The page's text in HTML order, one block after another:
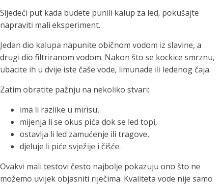
Sljedeći put kada budete punili kalup za led, pokušajte
napraviti mali eksperiment.
Jedan dio kalupa napunite običnom vodom iz slavine, a
drugi dio filtriranom vodom. Nakon što se kockice smrznu,
ubacite ih u dvije iste čaše vode, limunade ili ledenog čaja.
Zatim obratite pažnju na nekoliko stvari:
ima li razlike u mirisu,
mijenja li se okus pića dok se led topi,
ostavlja li led zamućenje ili tragove,
djeluje li piće svježije i čišće.
Ovakvi mali testovi često najbolje pokazuju ono što ne
možemo uvijek objasniti riječima. Kvaliteta vode nije samo